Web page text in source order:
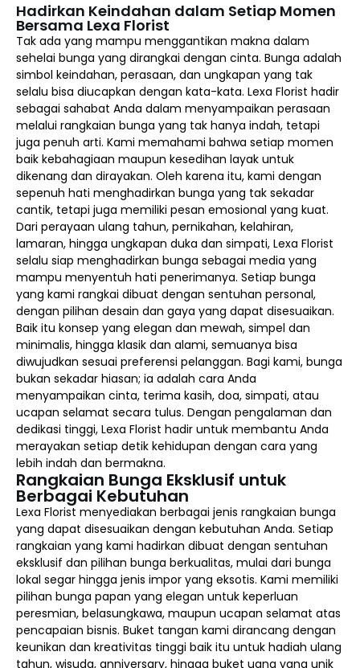
Hadirkan Keindahan dalam Setiap Momen
Bersama Lexa Florist
Tak ada yang mampu menggantikan makna dalam
sehelai bunga yang dirangkai dengan cinta. Bunga adalah
simbol keindahan, perasaan, dan ungkapan yang tak
selalu bisa diucapkan dengan kata-kata. Lexa Florist hadir
sebagai sahabat Anda dalam menyampaikan perasaan
melalui rangkaian bunga yang tak hanya indah, tetapi
juga penuh arti. Kami memahami bahwa setiap momen
baik kebahagiaan maupun kesedihan layak untuk
dikenang dan dirayakan. Oleh karena itu, kami dengan
sepenuh hati menghadirkan bunga yang tak sekadar
cantik, tetapi juga memiliki pesan emosional yang kuat.
Dari perayaan ulang tahun, pernikahan, kelahiran,
lamaran, hingga ungkapan duka dan simpati, Lexa Florist
selalu siap menghadirkan bunga sebagai media yang
mampu menyentuh hati penerimanya. Setiap bunga
yang kami rangkai dibuat dengan sentuhan personal,
dengan pilihan desain dan gaya yang dapat disesuaikan.
Baik itu konsep yang elegan dan mewah, simpel dan
minimalis, hingga klasik dan alami, semuanya bisa
diwujudkan sesuai preferensi pelanggan. Bagi kami, bunga
bukan sekadar hiasan; ia adalah cara Anda
menyampaikan cinta, terima kasih, doa, simpati, atau
ucapan selamat secara tulus. Dengan pengalaman dan
dedikasi tinggi, Lexa Florist hadir untuk membantu Anda
merayakan setiap detik kehidupan dengan cara yang
lebih indah dan bermakna.
Rangkaian Bunga Eksklusif untuk
Berbagai Kebutuhan
Lexa Florist menyediakan berbagai jenis rangkaian bunga
yang dapat disesuaikan dengan kebutuhan Anda. Setiap
rangkaian yang kami hadirkan dibuat dengan sentuhan
eksklusif dan pilihan bunga berkualitas, mulai dari bunga
lokal segar hingga jenis impor yang eksotis. Kami memiliki
pilihan bunga papan yang elegan untuk keperluan
peresmian, belasungkawa, maupun ucapan selamat atas
pencapaian bisnis. Buket tangan kami dirancang dengan
keunikan dan kreativitas tinggi baik itu untuk hadiah ulang
tahun, wisuda, anniversary, hingga buket uang yang unik